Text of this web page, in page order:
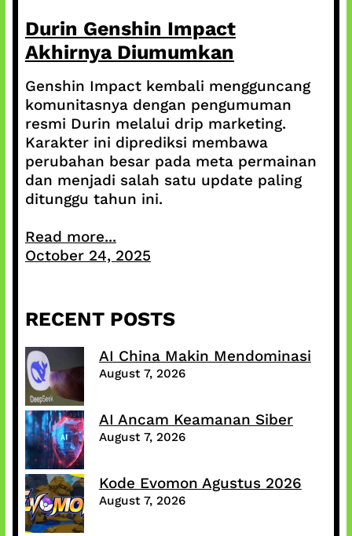
Durin Genshin Impact
Akhirnya Diumumkan
Genshin Impact kembali mengguncang
komunitasnya dengan pengumuman
resmi Durin melalui drip marketing.
Karakter ini diprediksi membawa
perubahan besar pada meta permainan
dan menjadi salah satu update paling
ditunggu tahun ini.
Read more...
October 24, 2025
RECENT POSTS
AI China Makin Mendominasi
August 7, 2026
AI Ancam Keamanan Siber
August 7, 2026
Kode Evomon Agustus 2026
August 7, 2026